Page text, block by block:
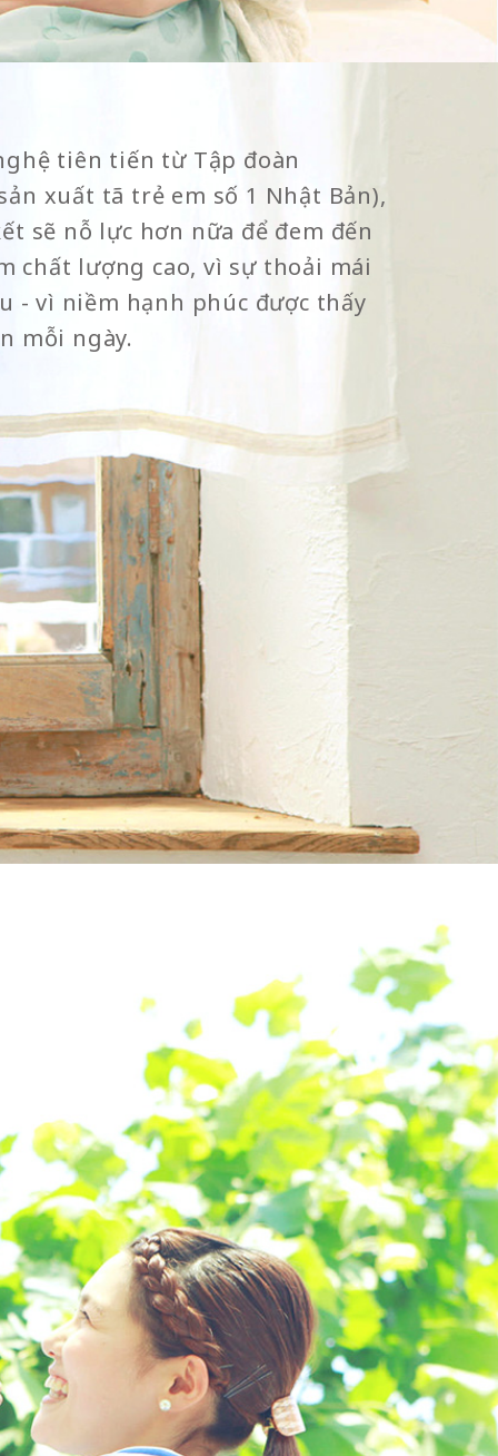
tiên tiến từ Tập đoàn
xuất tã trẻ em số 1 Nhật Bản),
sẽ nỗ lực hơn nữa để đem đến
chất lượng cao, vì sự thoải mái
- vì niềm hạnh phúc được thấy
mỗi ngày.